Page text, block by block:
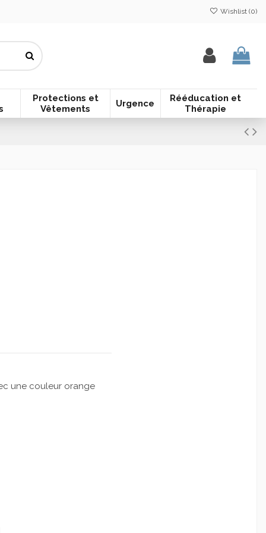
Wishlist (0)
Protections et
Vêtements
Urgence
Rééducation et
Thérapie
une couleur orange